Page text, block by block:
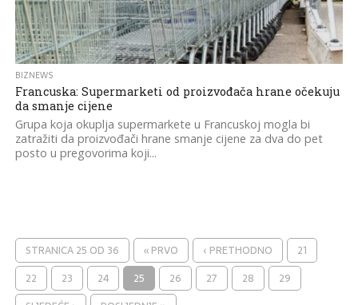
BIZNEWS
Francuska: Supermarketi od proizvođača hrane očekuju
da smanje cijene
Grupa koja okuplja supermarkete u Francuskoj mogla bi
zatražiti da proizvođači hrane smanje cijene za dva do pet
posto u pregovorima koji...
STRANICA 25 OD 36 « PRVO ‹ PRETHODNO
21
22
23 24 25 26 27 28
29